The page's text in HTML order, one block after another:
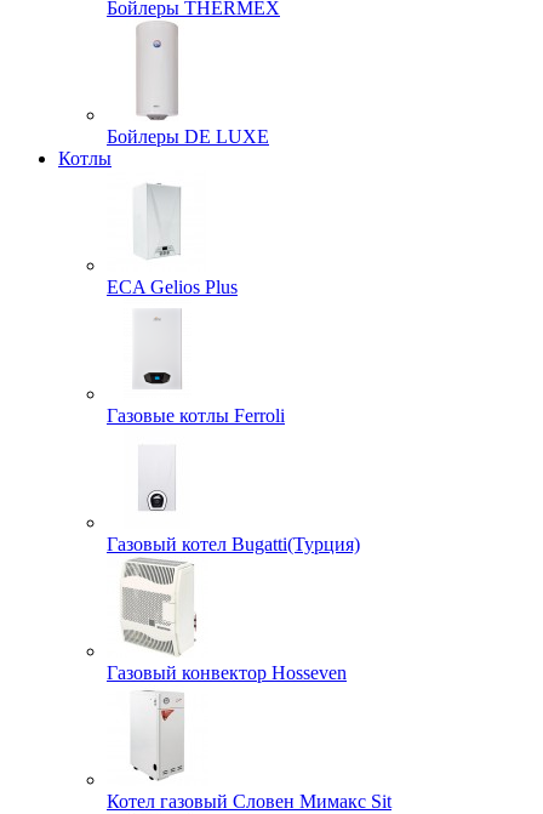
Бойлеры THERMEX
Бойлеры DE LUXE
Котлы
ECA Gelios Plus
Газовые котлы Ferroli
Газовый котел Bugatti(Турция)
Газовый конвектор Hosseven
Котел газовый Словен Мимакс Sit